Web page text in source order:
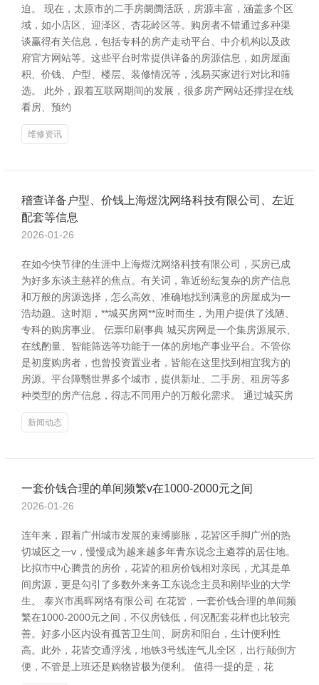
迫。 现在，太原市的二手房阛阓活跃，房源丰富，涵盖多个区
域，如小店区、迎泽区、杏花岭区等。购房者不错通过多种渠
谈赢得有关信息，包括专科的房产走动平台、中介机构以及政
府官方网站等。这些平台时常提供详备的房源信息，如房屋面
积、价钱、户型、楼层、装修情况等，浅易买家进行对比和筛
选。 此外，跟着互联网期间的发展，很多房产网站还撑捏在线
看房、预约
维修资讯
稽查详备户型、价钱上海煜沈网络科技有限公司、左近
配套等信息
2026-01-26
在如今快节律的生涯中上海煜沈网络科技有限公司，买房已成
为好多东谈主慈祥的焦点。有关词，靠近纷纭复杂的房产信息
和万般的房源选择，怎么高效、准确地找到满意的房屋成为一
浩劫题。这时期，**城买房网**应时而生，为用户提供了浅陋、
专科的购房事业。 伝票印刷事典 城买房网是一个集房源展示、
在线酌量、智能筛选等功能于一体的房地产事业平台。不管你
是初度购房者，也曾投资置业者，皆能在这里找到相宜我方的
房源。平台障翳世界多个城市，提供新址、二手房、租房等多
种类型的房产信息，得志不同用户的万般化需求。 通过城买房
新闻动态
一套价钱合理的单间频繁v在1000-2000元之间
2026-01-26
连年来，跟着广州城市发展的束缚膨胀，花皆区手脚广州的热
切城区之一v，慢慢成为越来越多年青东说念主遴荐的居住地。
比拟市中心腾贵的房价，花皆的租房价钱相对亲民，尤其是单
间房源，更是勾引了多数外来务工东说念主员和刚毕业的大学
生。 泰兴市禹晖网络有限公司 在花皆，一套价钱合理的单间频
繁在1000-2000元之间，不仅房钱低，何况配套花样也比较完
善。好多小区内设有孤苦卫生间、厨房和阳台，生计便利性
高。此外，花皆交通浮浅，地铁3号线连气儿全区，出行颠倒方
便，不管是上班还是购物皆极为便利。 值得一提的是，花